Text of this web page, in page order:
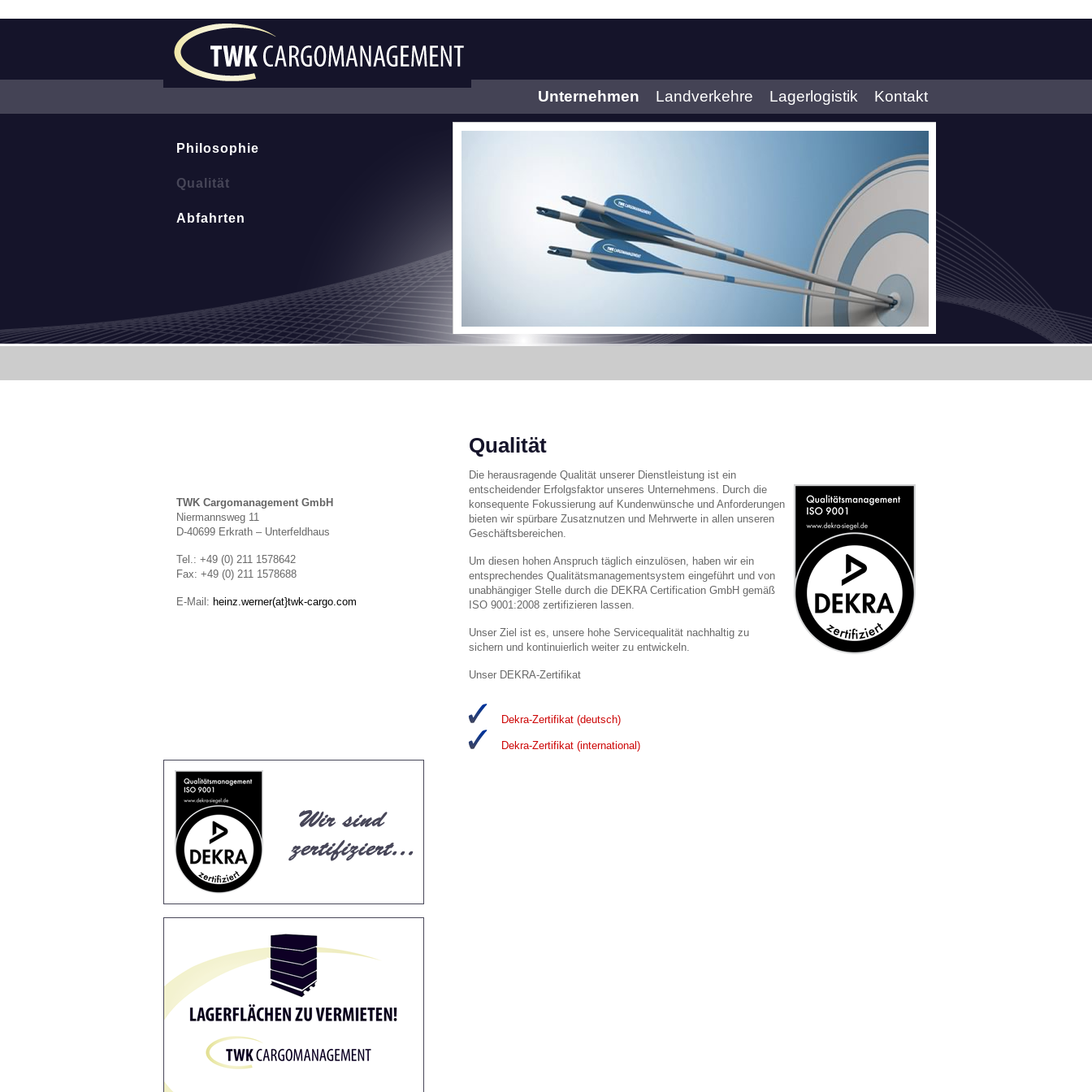
Unternehmen Landverkehre Lagerlogistik Kontakt
Philosophie
Qualität
Abfahrten
TWK Cargomanagement GmbH
Niermannsweg 11
D-40699 Erkrath – Unterfeldhaus
Tel.: +49 (0) 211 1578642
Fax: +49 (0) 211 1578688
E-Mail: heinz.werner(at}twk-cargo.com
Qualität
Die herausragende Qualität unserer Dienstleistung ist ein
entscheidender Erfolgsfaktor unseres Unternehmens. Durch die
konsequente Fokussierung auf Kundenwünsche und Anforderungen
bieten wir spürbare Zusatznutzen und Mehrwerte in allen unseren
Geschäftsbereichen.
Um diesen hohen Anspruch täglich einzulösen, haben wir ein
entsprechendes Qualitätsmanagementsystem eingeführt und von
unabhängiger Stelle durch die DEKRA Certification GmbH gemäß
ISO 9001:2008 zertifizieren lassen.
Unser Ziel ist es, unsere hohe Servicequalität nachhaltig zu
sichern und kontinuierlich weiter zu entwickeln.
Unser DEKRA-Zertifikat
Dekra-Zertifikat (deutsch)
Dekra-Zertifikat (international)